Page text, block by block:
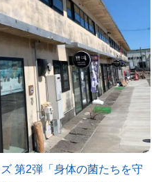
第2弾「身体の菌たちを守